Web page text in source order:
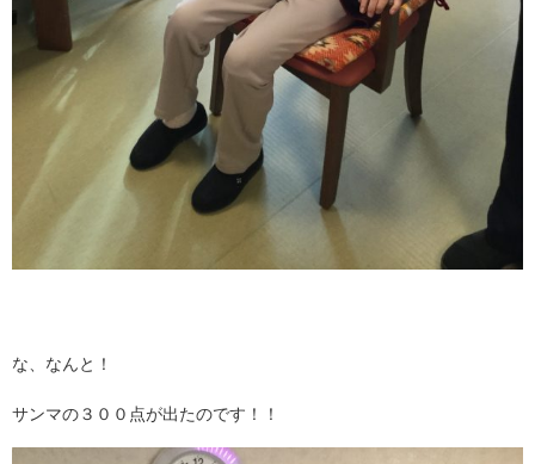
な、なんと！
サンマの３００点が出たのです！！